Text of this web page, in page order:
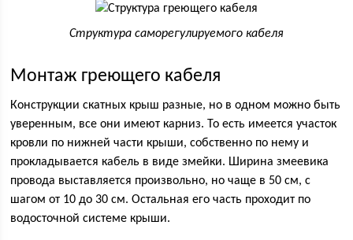
Структура саморегулируемого кабеля
Монтаж греющего кабеля
Конструкции скатных крыш разные, но в одном можно быть
уверенным, все они имеют карниз. То есть имеется участок
кровли по нижней части крыши, собственно по нему и
прокладывается кабель в виде змейки. Ширина змеевика
провода выставляется произвольно, но чаще в 50 см, с
шагом от 10 до 30 см. Остальная его часть проходит по
водосточной системе крыши.